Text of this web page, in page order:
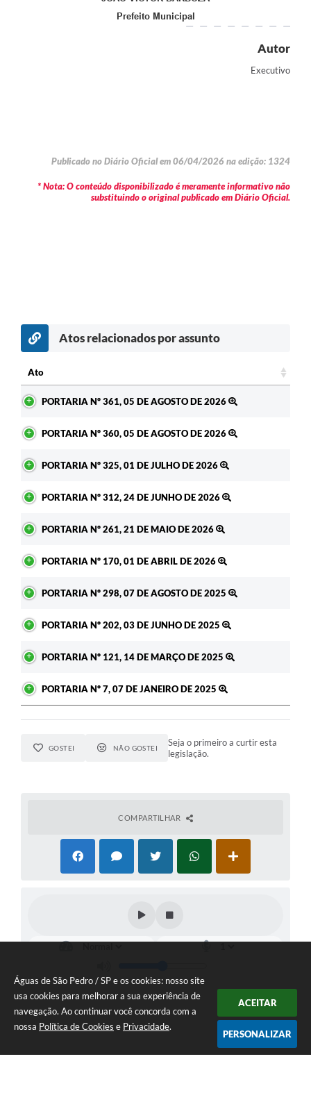
Águas de São Pedro / SP e os cookies: nosso site
usa cookies para melhorar a sua experiência de
navegação. Ao continuar você concorda com a
nossa Política de Cookies e Privacidade.
ACEITAR
PERSONALIZAR
Prefeito Municipal
Autor
Executivo
Publicado no Diário Oficial em 06/04/2026 na edição: 1324
* Nota: O conteúdo disponibilizado é meramente informativo não
substituindo o original publicado em Diário Oficial.
Atos relacionados por assunto
Ato
PORTARIA Nº 361, 05 DE AGOSTO DE 2026
PORTARIA Nº 360, 05 DE AGOSTO DE 2026
PORTARIA Nº 325, 01 DE JULHO DE 2026
PORTARIA Nº 312, 24 DE JUNHO DE 2026
PORTARIA Nº 261, 21 DE MAIO DE 2026
PORTARIA Nº 170, 01 DE ABRIL DE 2026
PORTARIA Nº 298, 07 DE AGOSTO DE 2025
PORTARIA Nº 202, 03 DE JUNHO DE 2025
PORTARIA Nº 121, 14 DE MARÇO DE 2025
PORTARIA Nº 7, 07 DE JANEIRO DE 2025
GOSTEI NÃO GOSTEI
Seja o primeiro a curtir esta
legislação.
COMPARTILHAR